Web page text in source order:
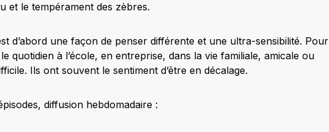
et le tempérament des zèbres.
d’abord une façon de penser différente et une ultra-sensibilité. Pour
quotidien à l’école, en entreprise, dans la vie familiale, amicale ou
Ils ont souvent le sentiment d’être en décalage.
diffusion hebdomadaire :